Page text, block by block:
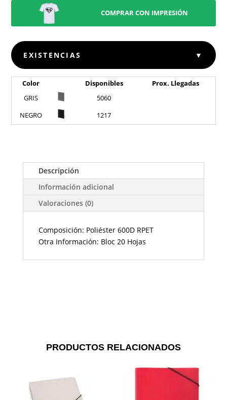
COMPRAR CON IMPRESIÓN
EXISTENCIAS ▼
Color Disponibles
Prox. Llegadas
GRIS
5060
NEGRO
1217
Descripción
Información adicional
Valoraciones (0)
Composición: Poliéster 600D RPET
Otra Información: Bloc 20 Hojas
PRODUCTOS RELACIONADOS